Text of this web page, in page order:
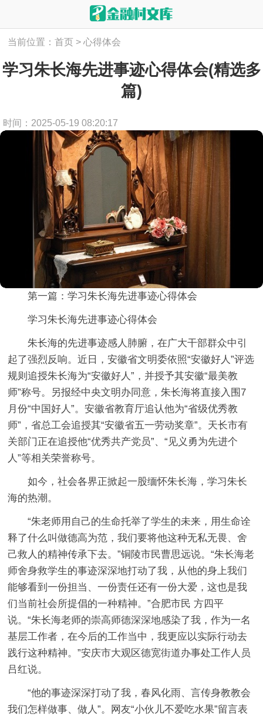
当前位置：首页 > 心得体会
学习朱长海先进事迹心得体会(精选多
篇)
时间：2025-05-19 08:20:17
第一篇：学习朱长海先进事迹心得体会
学习朱长海先进事迹心得体会
朱长海的先进事迹感人肺腑，在广大干部群众中引
起了强烈反响。近日，安徽省文明委依照“安徽好人”评选
规则追授朱长海为“安徽好人”，并授予其安徽“最美教
师”称号。另报经中央文明办同意，朱长海将直接入围7
月份“中国好人”。安徽省教育厅追认他为“省级优秀教
师”，省总工会追授其“安徽省五一劳动奖章”。天长市有
关部门正在追授他“优秀共产党员”、“见义勇为先进个
人”等相关荣誉称号。
如今，社会各界正掀起一股缅怀朱长海，学习朱长
海的热潮。
“朱老师用自己的生命托举了学生的未来，用生命诠
释了什么叫做德高为范，我们要将他这种无私无畏、舍
己救人的精神传承下去。”铜陵市民曹思远说。“朱长海老
师舍身救学生的事迹深深地打动了我，从他的身上我们
能够看到一份担当、一份责任还有一份大爱，这也是我
们当前社会所提倡的一种精神。”合肥市民 方四平
说。“朱长海老师的崇高师德深深地感染了我，作为一名
基层工作者，在今后的工作当中，我更应以实际行动去
践行这种精神。”安庆市大观区德宽街道办事处工作人员
吕红说。
“他的事迹深深打动了我，春风化雨、言传身教教会
我们怎样做事、做人”。网友“小伙儿不爱吃水果”留言表